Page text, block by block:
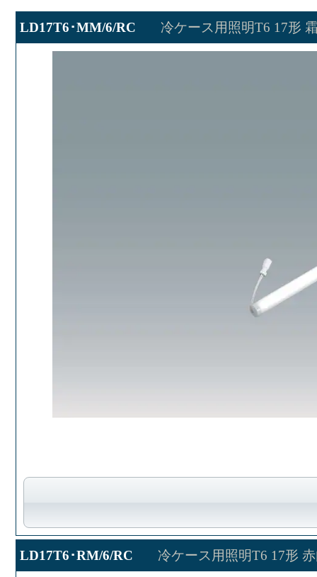
LD17T6･MM/6/RC 冷ケース用照明T6 17形
LD17T6･RM/6/RC 冷ケース用照明T6 17形